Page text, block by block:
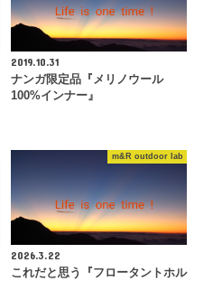
2019.10.31
ナンガ限定品『メリノウール
100%インナー』
m&R outdoor lab
2026.3.22
これだと思う『フロータントホル